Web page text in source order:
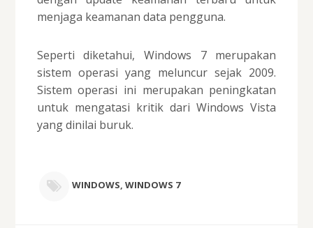
menjaga keamanan data pengguna.
Seperti diketahui, Windows 7 merupakan
sistem operasi yang meluncur sejak 2009.
Sistem operasi ini merupakan peningkatan
untuk mengatasi kritik dari Windows Vista
yang dinilai buruk.
WINDOWS, WINDOWS 7